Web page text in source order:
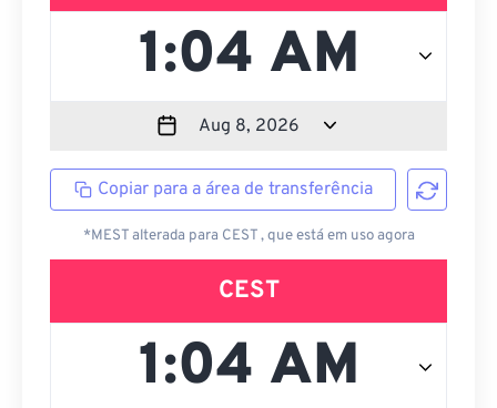
Copiar para a área de transferência
*MEST alterada para CEST , que está em uso agora
CEST